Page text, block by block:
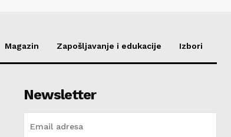
Magazin Zapošljavanje i edukacije Izbori
Newsletter